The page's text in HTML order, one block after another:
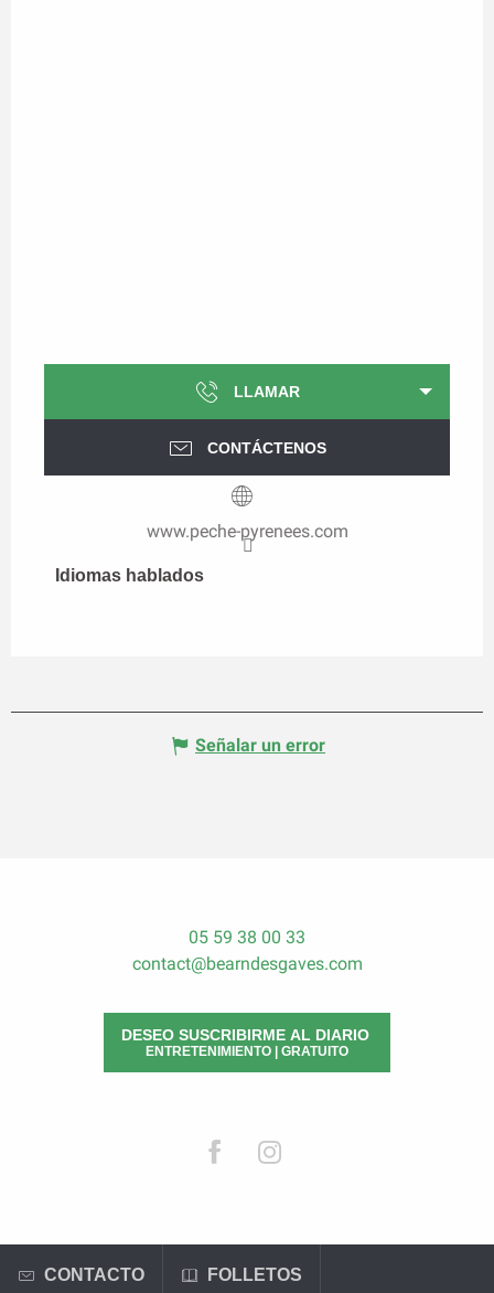
LLAMAR
CONTÁCTENOS
www.peche-pyrenees.com
Idiomas hablados
Idiomas hablados
Señalar un error
05 59 38 00 33
contact@bearndesgaves.com
DESEO SUSCRIBIRME AL DIARIO
ENTRETENIMIENTO | GRATUITO
CONTACTO FOLLETOS